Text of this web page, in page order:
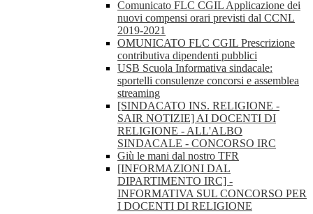
Comunicato FLC CGIL Applicazione dei
nuovi compensi orari previsti dal CCNL
2019-2021
OMUNICATO FLC CGIL Prescrizione
contributiva dipendenti pubblici
USB Scuola Informativa sindacale:
sportelli consulenze concorsi e assemblea
streaming
[SINDACATO INS. RELIGIONE -
SAIR NOTIZIE] AI DOCENTI DI
RELIGIONE - ALL'ALBO
SINDACALE - CONCORSO IRC
Giù le mani dal nostro TFR
[INFORMAZIONI DAL
DIPARTIMENTO IRC] -
INFORMATIVA SUL CONCORSO PER
I DOCENTI DI RELIGIONE